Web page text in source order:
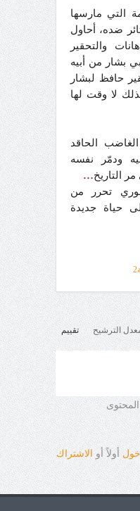
التي مارسها
ضده، أحاول
والتحقير
بشار من أبيه
حافظ لبشار
لا وقت لها
الحاقد
ودمّر نفسه
التاريخ…
تحرر من
حياة جديدة
تقييم
أولاً أو
الاشتراك